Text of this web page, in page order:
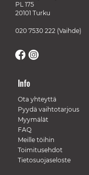
PL 175
20101 Turku
020 7530 222 (Vaihde)
Info
Ota yhteyttä
Pyydä vaihtotarjous
Myymälät
FAQ
Meille töihin
Toimitusehdot
Tietosuojaseloste